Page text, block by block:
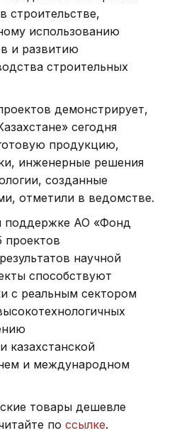
строительстве,
использованию
и развитию
строительных
демонстрирует,
сегодня
продукцию,
инженерные решения
созданные
отметили в ведомстве.
поддержке АО «Фонд
проектов
научной
способствуют
с реальным сектором
казахстанской
и международном
товары дешевле
по ссылке.